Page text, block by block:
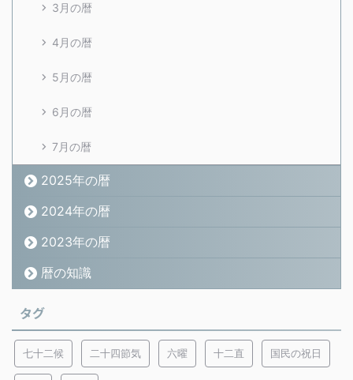
3月の暦
4月の暦
5月の暦
6月の暦
7月の暦
2025年の暦
2024年の暦
2023年の暦
暦の知識
タグ
七十二候 二十四節気 六曜 十二直 国民の祝日